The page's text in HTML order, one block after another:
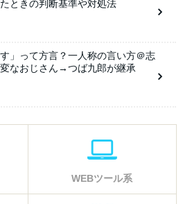
ときの判断基準や対処法
す」って方言？一人称の言い方＠志
なおじさん→つば九郎が継承
WEBツール系